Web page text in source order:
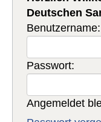
Deutschen
Benutzername:
Passwort:
Angemeldet